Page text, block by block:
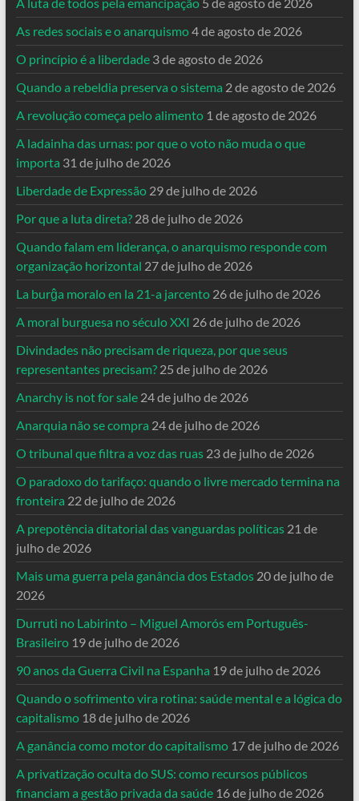
As redes sociais e o anarquismo4 de agosto de 2026
O princípio é a liberdade 3 de agosto de 2026
Quando a rebeldia preserva o sistema 2 de agosto de 2026
A revolução começa pelo alimento 1 de agosto de 2026
A ladainha das urnas: por que o voto não muda o que
importa 31 de julho de 2026
Liberdade de Expressão 29 de julho de 2026
Por que a luta direta? 28 de julho de 2026
Quando falam em liderança, o anarquismo responde com
organização horizontal 27 de julho de 2026
La burĝa moralo en la 21-a jarcento 26 de julho de 2026
A moral burguesa no século XXI 26 de julho de 2026
Divindades não precisam de riqueza, por que seus
representantes precisam? 25 de julho de 2026
Anarchy is not for sale 24 de julho de 2026
Anarquia não se compra 24 de julho de 2026
O tribunal que filtra a voz das ruas 23 de julho de 2026
O paradoxo do tarifaço: quando o livre mercado termina na
fronteira 22 de julho de 2026
A prepotência ditatorial das vanguardas políticas 21 de
julho de 2026
Mais uma guerra pela ganância dos Estados 20 de julho de
2026
Durruti no Labirinto – Miguel Amorós em Português-
Brasileiro 19 de julho de 2026
90 anos da Guerra Civil na Espanha 19 de julho de 2026
Quando o sofrimento vira rotina: saúde mental e a lógica do
capitalismo 18 de julho de 2026
A ganância como motor do capitalismo 17 de julho de 2026
A privatização oculta do SUS: como recursos públicos
financiam a gestão privada da saúde 16 de julho de 2026